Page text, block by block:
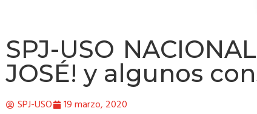
SPJ-USO
JOSÉ! y algunos
SPJ-USO 19 marzo, 2020